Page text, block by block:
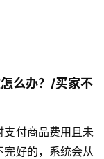
么办？/买家不
付商品费用且未
好的，系统会从